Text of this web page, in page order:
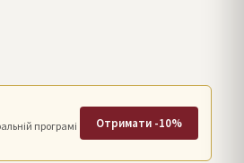
програмі
Отримати -10%